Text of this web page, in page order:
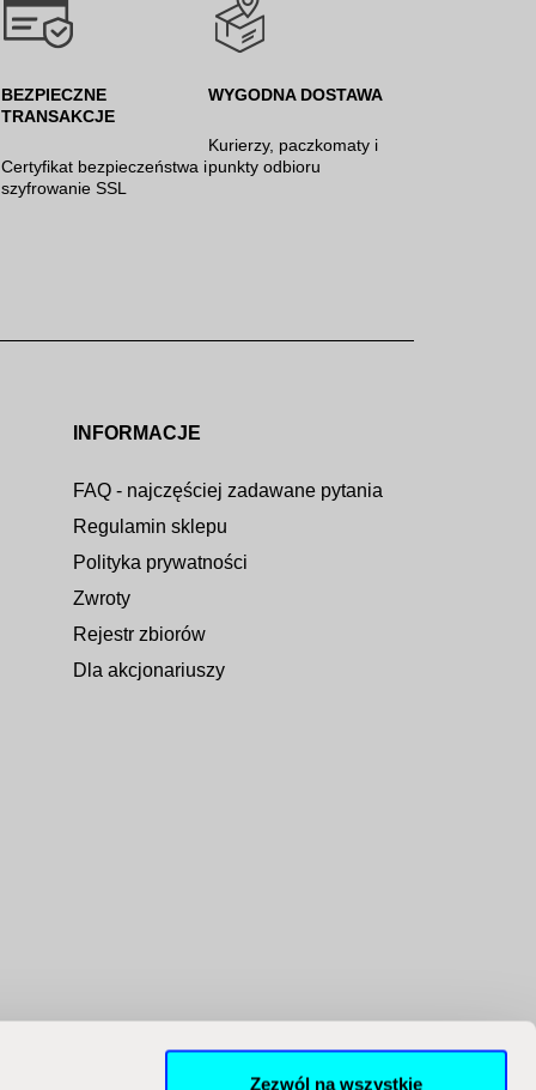
Zezwól na wszystkie
BEZPIECZNE
TRANSAKCJE
Certyfikat bezpieczeństwa i
szyfrowanie SSL
WYGODNA DOSTAWA
Kurierzy, paczkomaty i
punkty odbioru
INFORMACJE
FAQ - najczęściej zadawane pytania
Regulamin sklepu
Polityka prywatności
Zwroty
Rejestr zbiorów
Dla akcjonariuszy